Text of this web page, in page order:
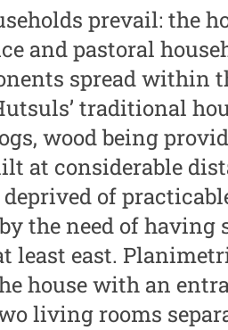
Științei
Procopiu”
2020
Științei
Procopiu”
2021
2020
2019
prevail: the
and pastoral
spread within
traditional
wood being
at considerable
of
the need of having
least east.
house with an
living rooms